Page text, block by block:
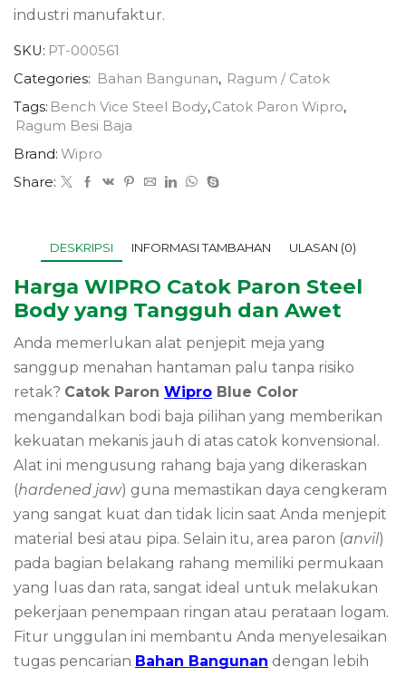
industri manufaktur.
SKU: PT-000561
Categories: Bahan Bangunan, Ragum / Catok
Tags: Bench Vice Steel Body,Catok Paron Wipro,
Ragum Besi Baja
Brand: Wipro
Share:
DESKRIPSI INFORMASI TAMBAHAN ULASAN (0)
Harga WIPRO Catok Paron Steel
Body yang Tangguh dan Awet
Anda memerlukan alat penjepit meja yang
sanggup menahan hantaman palu tanpa risiko
retak? Catok Paron Wipro Blue Color
mengandalkan bodi baja pilihan yang memberikan
kekuatan mekanis jauh di atas catok konvensional.
Alat ini mengusung rahang baja yang dikeraskan
(hardened jaw) guna memastikan daya cengkeram
yang sangat kuat dan tidak licin saat Anda menjepit
material besi atau pipa. Selain itu, area paron (anvil)
pada bagian belakang rahang memiliki permukaan
yang luas dan rata, sangat ideal untuk melakukan
pekerjaan penempaan ringan atau perataan logam.
Fitur unggulan ini membantu Anda menyelesaikan
tugas pencarian Bahan Bangunan dengan lebih